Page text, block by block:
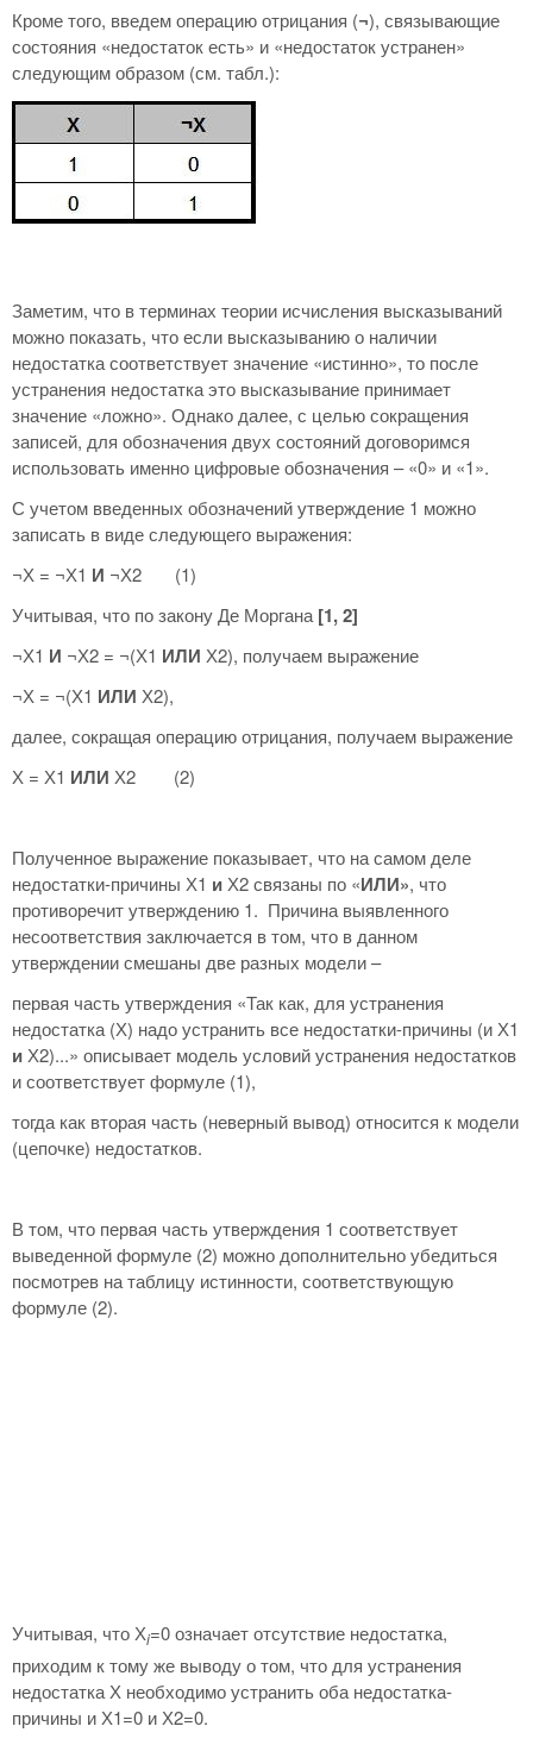
Кроме того, введем операцию отрицания (¬), связывающие
состояния «недостаток есть» и «недостаток устранен»
следующим образом (см. табл.):
Заметим, что в терминах теории исчисления высказываний
можно показать, что если высказыванию о наличии
недостатка соответствует значение «истинно», то после
устранения недостатка это высказывание принимает
значение «ложно». Однако далее, с целью сокращения
записей, для обозначения двух состояний договоримся
использовать именно цифровые обозначения – «0» и «1».
С учетом введенных обозначений утверждение 1 можно
записать в виде следующего выражения:
¬Х = ¬Х1 И ¬Х2 (1)
Учитывая, что по закону Де Моргана[1, 2]
¬Х1 И ¬Х2 = ¬(Х1 ИЛИ Х2), получаем выражение
¬Х = ¬(Х1 ИЛИ Х2),
далее, сокращая операцию отрицания, получаем выражение
Х = Х1 ИЛИ Х2 (2)
Полученное выражение показывает, что на самом деле
недостатки-причины Х1 иХ2 связаны по «ИЛИ», что
противоречит утверждению 1. Причина выявленного
несоответствия заключается в том, что в данном
утверждении смешаны две разных модели –
первая часть утверждения «Так как, для устранения
недостатка (Х) надо устранить все недостатки-причины (и Х1
иХ2)...» описывает модель условий устранения недостатков
и соответствует формуле (1),
тогда как вторая часть (неверный вывод) относится к модели
(цепочке) недостатков.
В том, что первая часть утверждения 1 соответствует
выведенной формуле (2) можно дополнительно убедиться
посмотрев на таблицу истинности, соответствующую
формуле (2).
Учитывая, что Хi=0 означает отсутствие недостатка,
приходим к тому же выводу о том, что для устранения
недостатка Х необходимо устранить оба недостатка-
причины и Х1=0 и Х2=0.